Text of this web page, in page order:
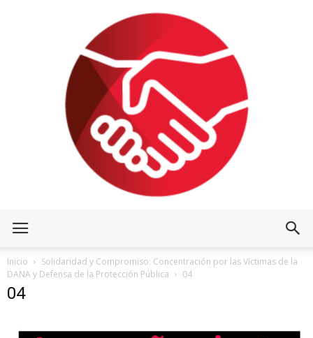
Inicio
Solidaridad y Compromiso: Concentración por las Víctimas de la
DANA y Defensa de la Protección Pública
04
04